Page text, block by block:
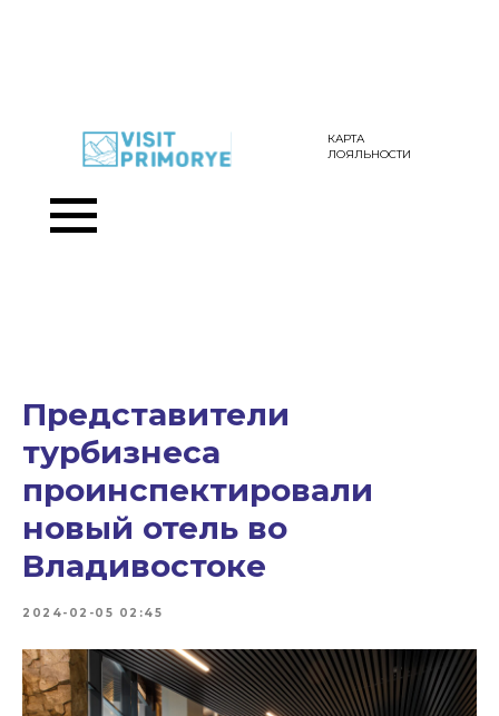
КАРТА
ЛОЯЛЬНОСТИ
Представители
турбизнеса
проинспектировали
новый отель во
Владивостоке
2024-02-05 02:45